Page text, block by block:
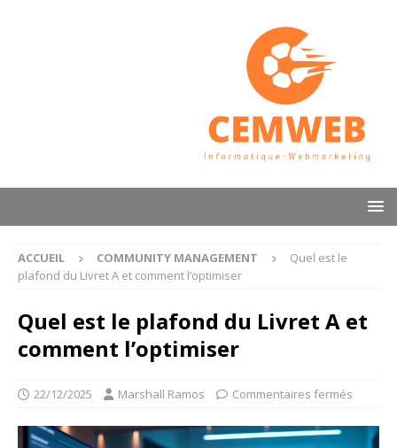
ACCUEIL COMMUNITY MANAGEMENT
Quel est le
plafond du Livret A et comment l’optimiser
Quel est le plafond du Livret A et
comment l’optimiser
22/12/2025 Marshall Ramos Commentaires fermés